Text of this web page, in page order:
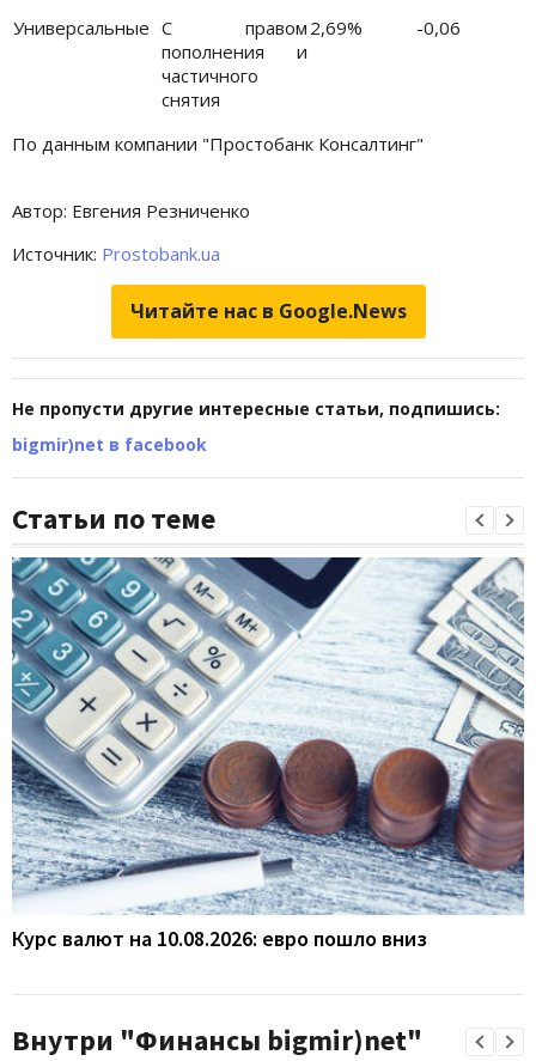
Универсальные С правом
пополнения и
частичного
снятия
2,69% -0,06
По данным компании "Простобанк Консалтинг"
Автор: Евгения Резниченко
Источник: Prostobank.ua
Читайте нас в Google.News
Не пропусти другие интересные статьи, подпишись:
bigmir)net в facebook
Статьи по теме
Курс валют на 10.08.2026: евро пошло вниз
Внутри "Финансы bigmir)net"